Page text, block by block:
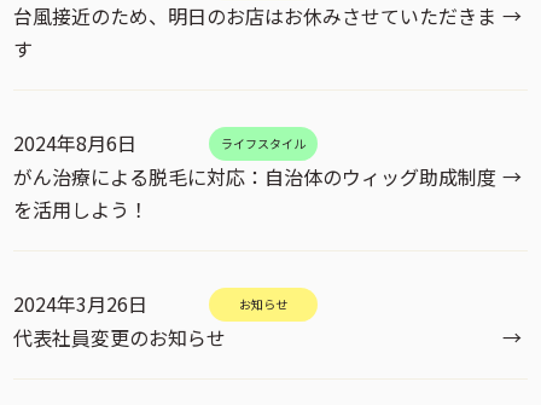
台風接近のため、明日のお店はお休みさせていただきま
す
→
2024年8月6日 ライフスタイル
がん治療による脱毛に対応：自治体のウィッグ助成制度
を活用しよう！
→
2024年3月26日 お知らせ
代表社員変更のお知らせ →